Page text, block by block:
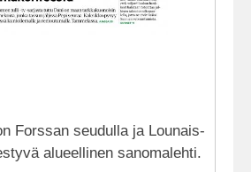
Forssan seudulla ja Lounais-
alueellinen sanomalehti.